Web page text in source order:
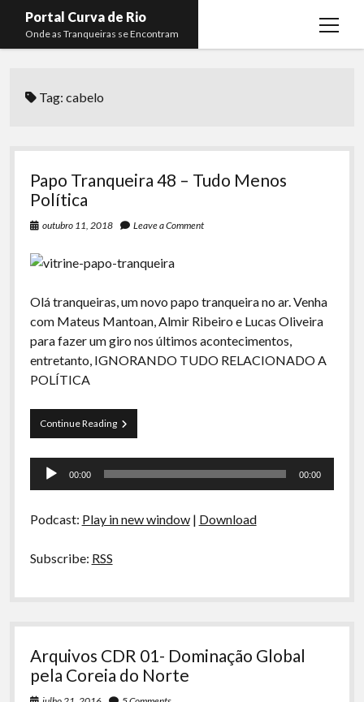
Portal Curva de Rio
Onde as Tranqueiras se Encontram
open
menu
Curva de Rio
Komos
La Siesta Podcast
Arquivo CDR
Papo Tranqueira
A Ripa É a Lei
Preliminares
Membros
Lucas Oliveira
Kaique Xavier
Tag:cabelo
Papo Tranqueira 48 – Tudo Menos
Política
outubro 11, 2018 Leave a Comment
Olá tranqueiras, um novo papo tranqueira no ar. Venha
com Mateus Mantoan, Almir Ribeiro e Lucas Oliveira
para fazer um giro nos últimos acontecimentos,
entretanto, IGNORANDO TUDO RELACIONADO A
POLÍTICA
Continue ReadingPapo
Tranqueira
Tudo
Tocador
00:00 00:00
Podcast: Play in new window| Download
Subscribe: RSS
Arquivos CDR 01- Dominação Global
pela Coreia do Norte